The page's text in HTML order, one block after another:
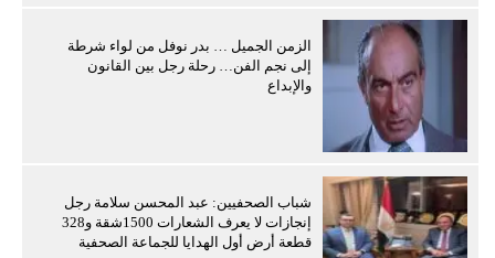
الزمن الجميل … بدر نوفل من لواء شرطة
إلى نجم الفن… رحلة رجل بين القانون
والإبداع
شباب الصحفيين: عبد المحسن سلامة رجل
إنجازات لا يعرف الشعارات 1500شقة و328
قطعة أرض أول الهدايا للجماعة الصحفية